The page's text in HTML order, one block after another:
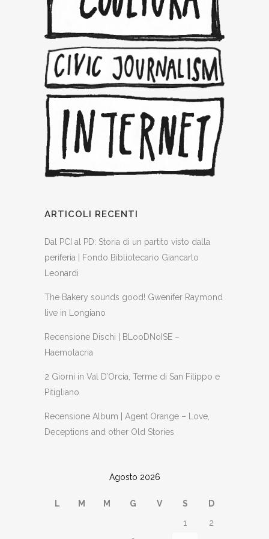
ARTICOLI RECENTI
Dal PCI al PD: Storia di un partito visto dalla
periferia | Fondo Bibliotecario Giancarlo
Leonardi
The Bakery sounds good! Gwenifer Raymond
live in Longiano
Recensione Dischi | BLooDNoISE –
Haemolacria
2 Giorni in Val D’Orcia, Terme di San Filippo e
Pitigliano
Recensione Album | Agent Orange – Love,
Deceptions and other Old Stories
Agosto 2026
L M M G V S
D
1
2